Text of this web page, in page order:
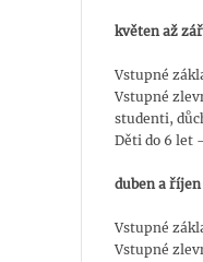
květen až
Vstupné
Vstupné
studenti,
Děti do 6 let
duben a
Vstupné
Vstupné